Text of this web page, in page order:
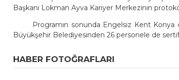
Başkanı Lokman Ayva Kariyer Merkezinin
Programın sonunda Engelsiz Kent Konya
Büyükşehir Belediyesinden 26 personele de
HABER FOTOĞRAFLARI